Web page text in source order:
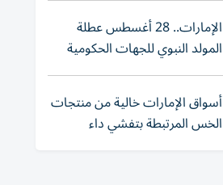
الإمارات.. 28 أغسطس عطلة
المولد النبوي للجهات الحكومية
الاتحادية و «الخاص»
أسواق الإمارات خالية من منتجات
الخس المرتبطة بتفشي داء